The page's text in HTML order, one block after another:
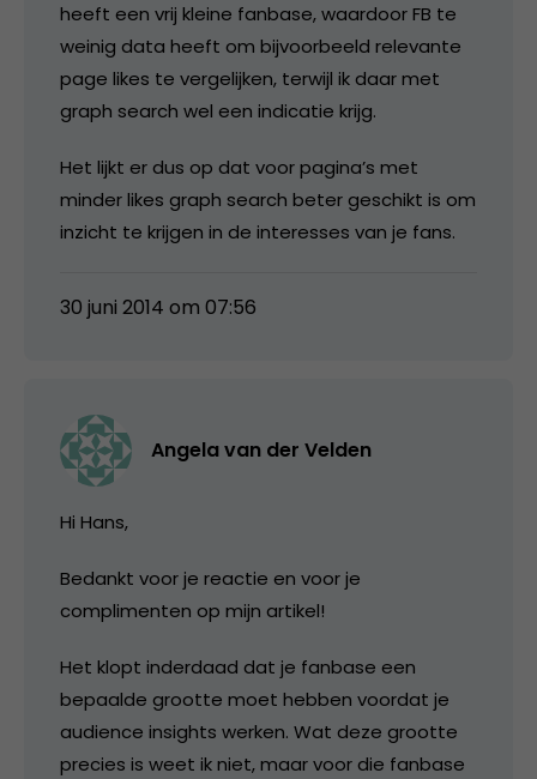
heeft een vrij kleine fanbase, waardoor FB te
weinig data heeft om bijvoorbeeld relevante
page likes te vergelijken, terwijl ik daar met
graph search wel een indicatie krijg.
Het lijkt er dus op dat voor pagina’s met
minder likes graph search beter geschikt is om
inzicht te krijgen in de interesses van je fans.
30 juni 2014 om 07:56
Angela van der Velden
Hi Hans,
Bedankt voor je reactie en voor je
complimenten op mijn artikel!
Het klopt inderdaad dat je fanbase een
bepaalde grootte moet hebben voordat je
audience insights werken. Wat deze grootte
precies is weet ik niet, maar voor die fanbase